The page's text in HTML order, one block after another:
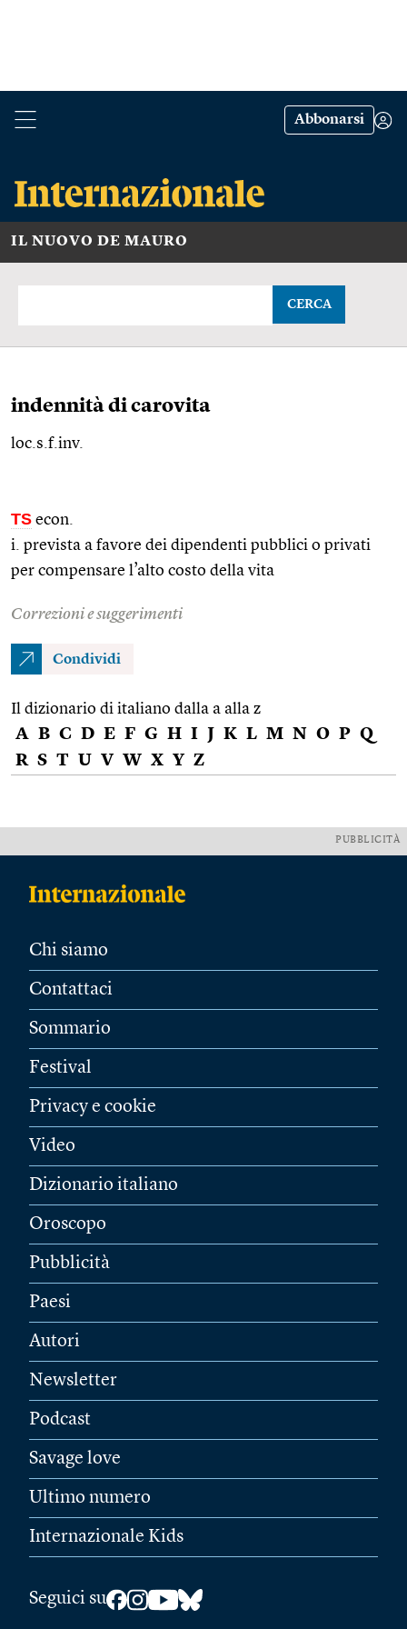
Abbonarsi
IL NUOVO DE MAURO
CERCA
indennità di carovita
loc.s.f.inv.
TS econ.
i. prevista a favore dei dipendenti pubblici o privati
per compensare l’alto costo della vita
Correzioni e suggerimenti
Condividi
Il dizionario di italiano dalla a alla z
A B C D E F G H I J K L M N O P Q
R S T U V W X Y Z
PUBBLICITÀ
Chi siamo
Contattaci
Sommario
Festival
Privacy e cookie
Video
Dizionario italiano
Oroscopo
Pubblicità
Paesi
Autori
Newsletter
Podcast
Savage love
Ultimo numero
Internazionale Kids
Seguici su